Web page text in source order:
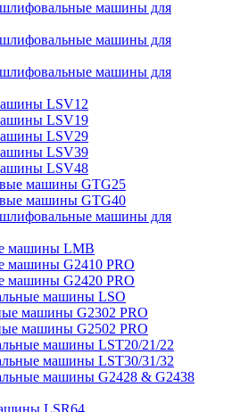
машины для
машины для
машины для
LSV12
LSV19
LSV29
LSV39
LSV48
машины GTG25
машины GTG40
машины для
машины LMB
машины G2410 PRO
машины G2420 PRO
машины LSO
машины G2302 PRO
машины G2502 PRO
машины LST20/21/22
машины LST30/31/32
машины G2428 & G2438
LSR64